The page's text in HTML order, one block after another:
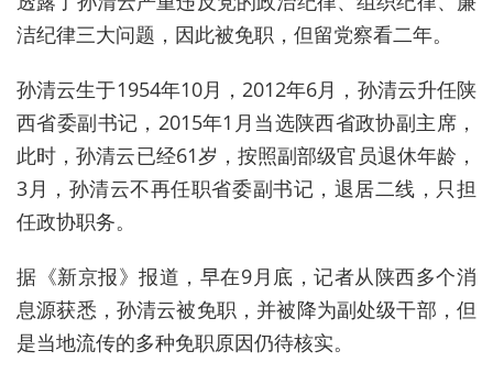
洁纪律三大问题，因此被免职，但留党察看二年。
孙清云生于1954年10月，2012年6月，孙清云升任陕
西省委副书记，2015年1月当选陕西省政协副主席，
此时，孙清云已经61岁，按照副部级官员退休年龄，
3月，孙清云不再任职省委副书记，退居二线，只担
任政协职务。
据《新京报》报道，早在9月底，记者从陕西多个消
息源获悉，孙清云被免职，并被降为副处级干部，但
是当地流传的多种免职原因仍待核实。